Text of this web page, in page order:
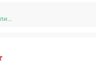
В наличии